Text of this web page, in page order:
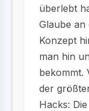
überlebt
Glaube an
Konzept
man hin
bekommt.
der
Hacks: